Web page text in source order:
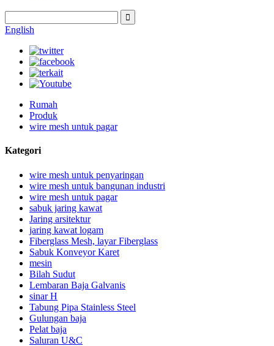
English
Rumah
Produk
wire mesh untuk pagar
Kategori
wire mesh untuk penyaringan
wire mesh untuk bangunan industri
wire mesh untuk pagar
sabuk jaring kawat
Jaring arsitektur
jaring kawat logam
Fiberglass Mesh, layar Fiberglass
Sabuk Konveyor Karet
mesin
Bilah Sudut
Lembaran Baja Galvanis
sinar H
Tabung Pipa Stainless Steel
Gulungan baja
Pelat baja
Saluran U&C